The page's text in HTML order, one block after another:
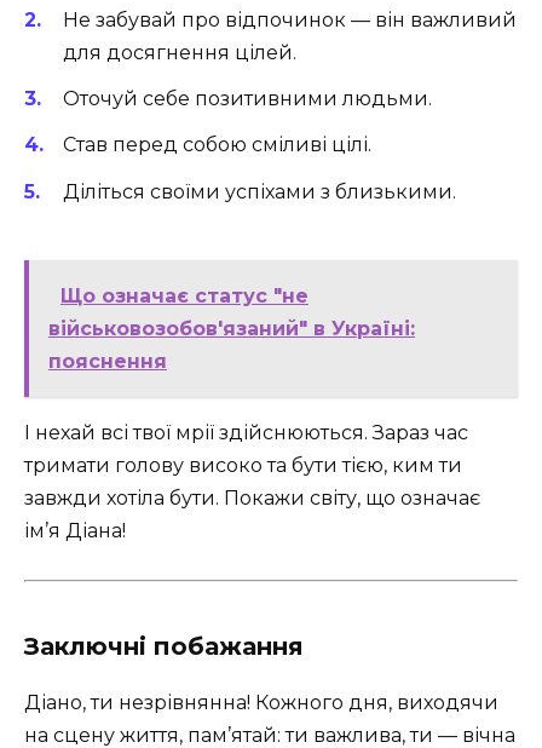
Не забувай про відпочинок — він важливий
для досягнення цілей.
Оточуй себе позитивними людьми.
Став перед собою сміливі цілі.
Діліться своїми успіхами з близькими.
Що означає статус "не
військовозобов'язаний" в Україні:
пояснення
І нехай всі твої мрії здійснюються. Зараз час
тримати голову високо та бути тією, ким ти
завжди хотіла бути. Покажи світу, що означає
ім’я Діана!
Заключні побажання
Діано, ти незрівнянна! Кожного дня, виходячи
на сцену життя, пам’ятай: ти важлива, ти — вічна